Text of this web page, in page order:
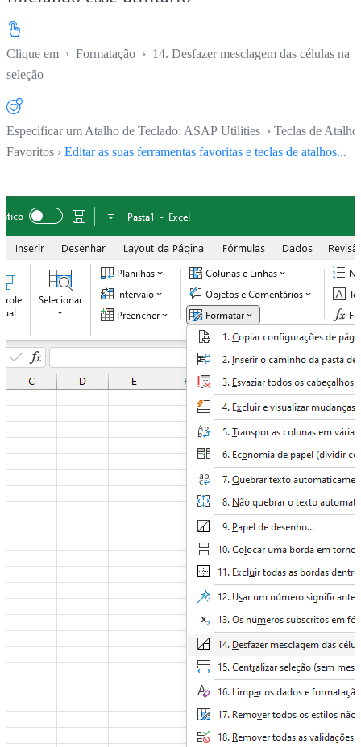
Clique em › Formatação › 14. Desfazer mesclagem das células na
seleção
Especificar um Atalho de Teclado: ASAP Utilities › Teclas de Atalho
Favoritos › Editar as suas ferramentas favoritas e teclas de atalhos...